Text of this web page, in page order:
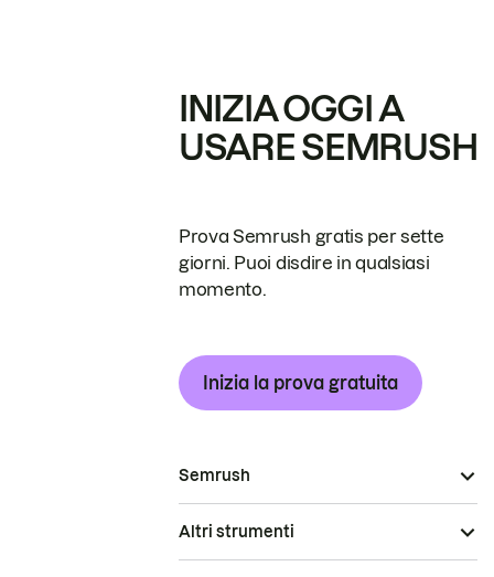
INIZIA OGGI A
USARE SEMRUSH
Prova Semrush gratis per sette
giorni. Puoi disdire in qualsiasi
momento.
Inizia la prova gratuita
Semrush
Altri strumenti